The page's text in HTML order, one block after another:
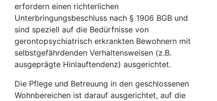
erfordern einen richterlichen
Unterbringungsbeschluss nach § 1906 BGB und
sind speziell auf die Bedürfnisse von
gerontopsychiatrisch erkrankten Bewohnern mit
selbstgefährdenden Verhaltensweisen (z.B.
ausgeprägte Hinlauftendenz) ausgerichtet.
Die Pflege und Betreuung in den geschlossenen
Wohnbereichen ist darauf ausgerichtet, auf die